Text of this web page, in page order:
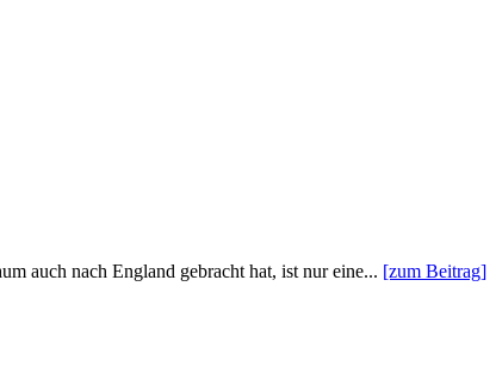
auch nach England gebracht hat, ist nur eine... [zum Beitrag]